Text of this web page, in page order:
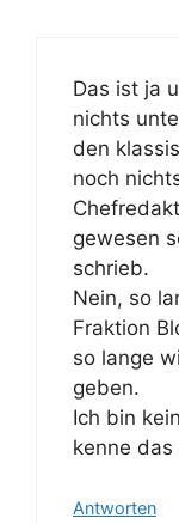
Das ist ja
nichts
den
noch
gewesen
schrieb.
Nein, so
Fraktion
so lange
geben.
Ich bin
kenne
Antworten